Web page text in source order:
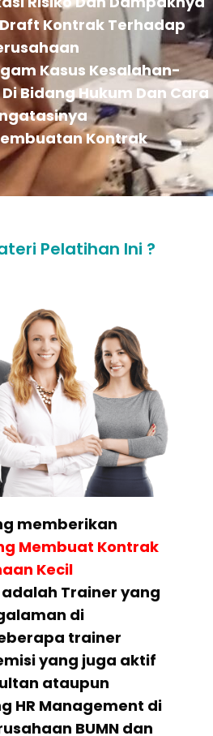
Kontrak Terhadap
Kasus Kesalahan-
Bidang Hukum Dan Cara
Kontrak
Pelatihan Ini ?
memberikan
Membuat Kontrak
Kecil
Trainer yang
di
trainer
yang juga aktif
ataupun
HR Management di
BUMN dan